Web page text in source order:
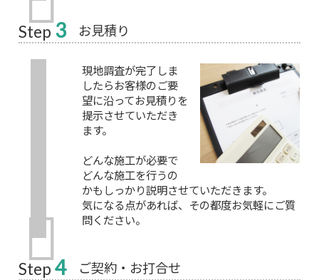
Step 3 お見積り
現地調査が完了しま
したらお客様のご要
望に沿ってお見積りを
提示させていただき
ます。
どんな施工が必要で
どんな施工を行うの
かもしっかり説明させていただきます。
気になる点があれば、その都度お気軽にご質
問ください。
Step 4 ご契約・お打合せ